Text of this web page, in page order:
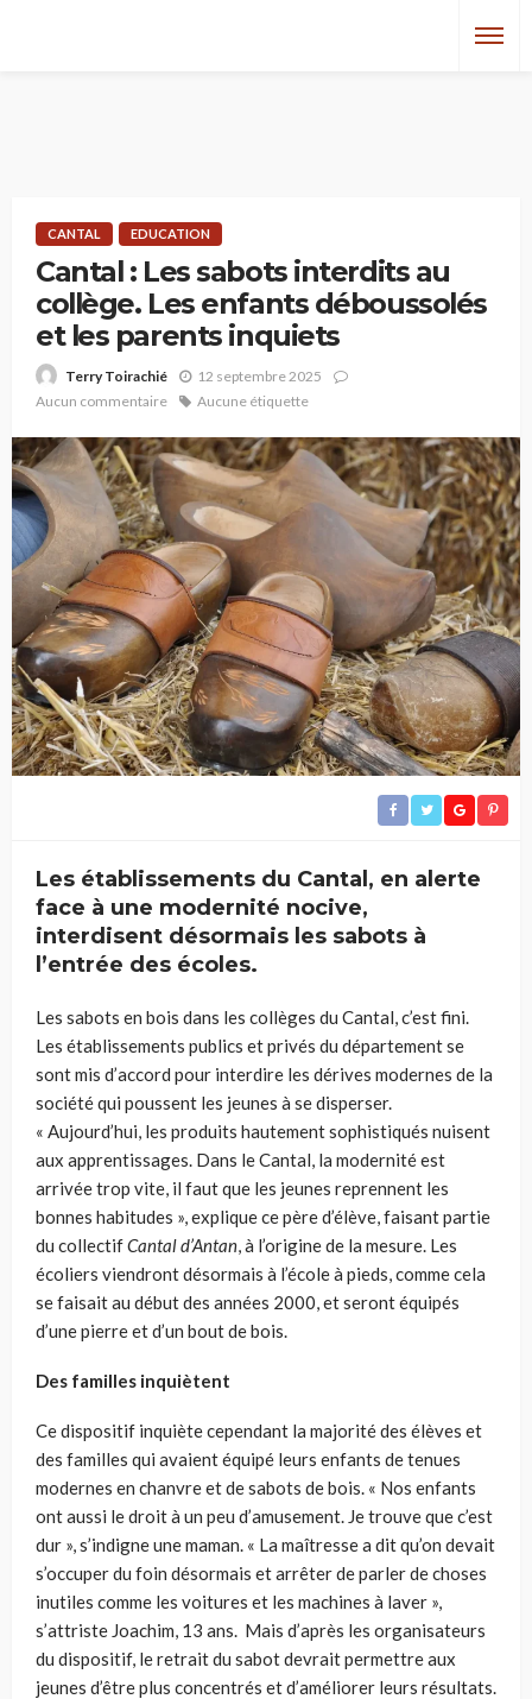
CANTAL EDUCATION
Cantal : Les sabots interdits au
collège. Les enfants déboussolés
et les parents inquiets
Terry Toirachié
12 septembre 2025
Aucun commentaire
Aucune étiquette
Les établissements du Cantal, en alerte
face à une modernité nocive,
interdisent désormais les sabots à
l’entrée des écoles.
Les sabots en bois dans les collèges du Cantal, c’est fini.
Les établissements publics et privés du département se
sont mis d’accord pour interdire les dérives modernes de la
société qui poussent les jeunes à se disperser.
« Aujourd’hui, les produits hautement sophistiqués nuisent
aux apprentissages. Dans le Cantal, la modernité est
arrivée trop vite, il faut que les jeunes reprennent les
bonnes habitudes », explique ce père d’élève, faisant partie
du collectifCantal d’Antan, à l’origine de la mesure. Les
écoliers viendront désormais à l’école à pieds, comme cela
se faisait au début des années 2000, et seront équipés
d’une pierre et d’un bout de bois.
Des familles inquiètent
Ce dispositif inquiète cependant la majorité des élèves et
des familles qui avaient équipé leurs enfants de tenues
modernes en chanvre et de sabots de bois. « Nos enfants
ont aussi le droit à un peu d’amusement. Je trouve que c’est
dur », s’indigne une maman. « La maîtresse a dit qu’on devait
s’occuper du foin désormais et arrêter de parler de choses
inutiles comme les voitures et les machines à laver »,
s’attriste Joachim, 13 ans. Mais d’après les organisateurs
du dispositif, le retrait du sabot devrait permettre aux
jeunes d’être plus concentrés et d’améliorer leurs résultats.